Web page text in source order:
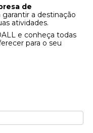
de
garantir a destinação
atividades.
e conheça todas
para o seu